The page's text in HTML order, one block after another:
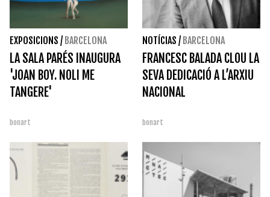
EXPOSICIONS / BARCELONA
LA SALA PARÉS INAUGURA
'JOAN BOY. NOLI ME
TANGERE'
bonart
NOTÍCIAS / BARCELONA
FRANCESC BALADA CLOU LA
SEVA DEDICACIÓ A L’ARXIU
NACIONAL
bonart